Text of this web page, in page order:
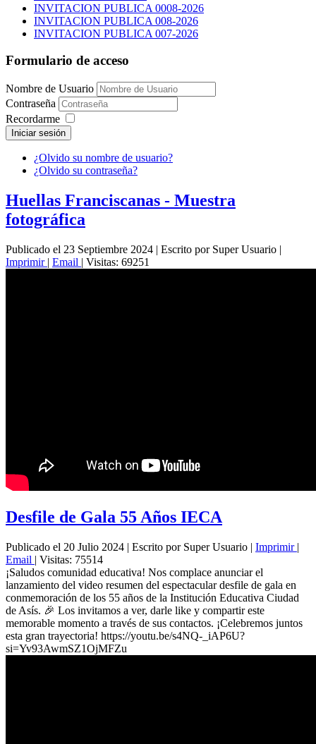
INVITACION PUBLICA 0008-2026
INVITACION PUBLICA 008-2026
INVITACION PUBLICA 007-2026
Formulario de acceso
Nombre de Usuario
Contraseña
Recordarme
Iniciar sesión
¿Olvido su nombre de usuario?
¿Olvido su contraseña?
Huellas Franciscanas - Muestra
fotográfica
Publicado el 23 Septiembre 2024 | Escrito por Super Usuario |
Imprimir | Email | Visitas: 69251
Desfile de Gala 55 Años IECA
Publicado el 20 Julio 2024 | Escrito por Super Usuario | Imprimir |
Email | Visitas: 75514
¡Saludos comunidad educativa! Nos complace anunciar el
lanzamiento del video resumen del espectacular desfile de gala en
conmemoración de los 55 años de la Institución Educativa Ciudad
de Asís. 🎉 Los invitamos a ver, darle like y compartir este
memorable momento a través de sus contactos. ¡Celebremos juntos
esta gran trayectoria! https://youtu.be/s4NQ-_iAP6U?
si=Yv93AwmSZ1OjMFZu